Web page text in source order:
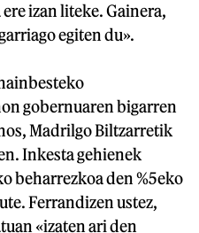
izan liteke. Gainera,
egiten du».
gobernuaren bigarren
Madrilgo Biltzarretik
Inkesta gehienek
beharrezkoa den %5eko
Ferrandizen ustez,
«izaten ari den